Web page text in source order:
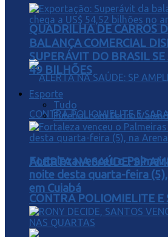
QUADRILHA DE CARROS
ALERTA NA SAÚDE: SP
CONTRA POLIOMIELITE E
BALANÇA COMERCIAL
SUPERÁVIT DO BRASIL
49 BILHÕES
Esporte
Tudo
Futebol com Pedro
Fortaleza venceu o
noite desta quarta-feira
em Cuiabá